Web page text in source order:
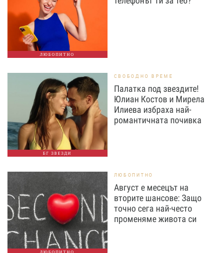
ЛЮБОПИТНО
БГ ЗВЕЗДИ
СВОБОДНО ВРЕМЕ
Палатка под звездите!
Юлиан Костов и Мирела
Илиева избраха най-
романтичната почивка
ЛЮБОПИТНО
Август е месецът на
вторите шансове: Защо
точно сега най-често
променяме живота си